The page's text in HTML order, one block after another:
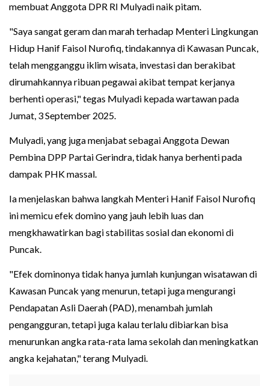
membuat Anggota DPR RI Mulyadi naik pitam.
"Saya sangat geram dan marah terhadap Menteri Lingkungan
Hidup Hanif Faisol Nurofiq, tindakannya di Kawasan Puncak,
telah mengganggu iklim wisata, investasi dan berakibat
dirumahkannya ribuan pegawai akibat tempat kerjanya
berhenti operasi," tegas Mulyadi kepada wartawan pada
Jumat, 3 September 2025.
Mulyadi, yang juga menjabat sebagai Anggota Dewan
Pembina DPP Partai Gerindra, tidak hanya berhenti pada
dampak PHK massal.
Ia menjelaskan bahwa langkah Menteri Hanif Faisol Nurofiq
ini memicu efek domino yang jauh lebih luas dan
mengkhawatirkan bagi stabilitas sosial dan ekonomi di
Puncak.
"Efek dominonya tidak hanya jumlah kunjungan wisatawan di
Kawasan Puncak yang menurun, tetapi juga mengurangi
Pendapatan Asli Daerah (PAD), menambah jumlah
pengangguran, tetapi juga kalau terlalu dibiarkan bisa
menurunkan angka rata-rata lama sekolah dan meningkatkan
angka kejahatan," terang Mulyadi.